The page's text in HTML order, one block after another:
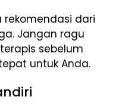
dari
Jangan ragu
sebelum
untuk Anda.